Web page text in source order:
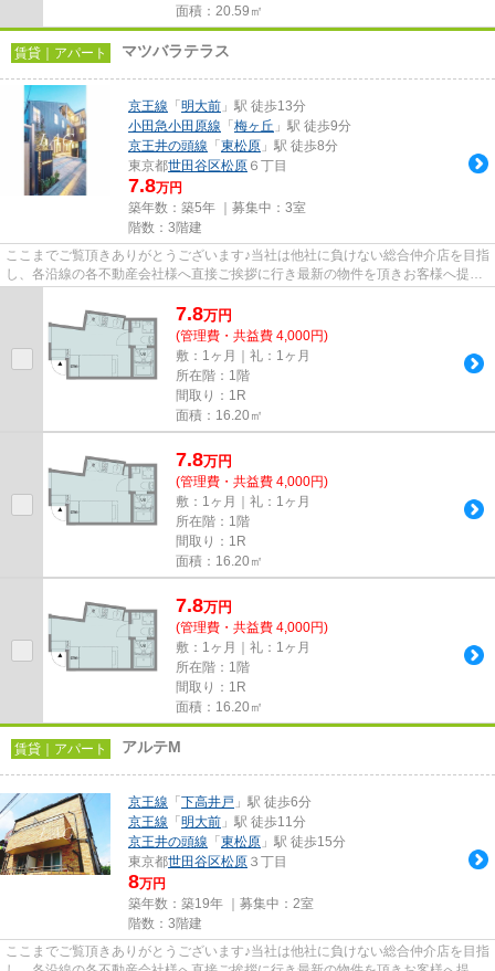
面積：20.59㎡
賃貸｜アパート マツバラテラス
京王線 「 明大前 」駅 徒歩13分
小田急小田原線 「 梅ヶ丘 」駅 徒歩9分
京王井の頭線 「 東松原 」駅 徒歩8分
東京都世田谷区松原 ６丁目
7.8万円
築年数：築5年 ｜募集中： 3室
階数：3階建
ここまでご覧頂きありがとうございます♪当社は他社に負けない総合仲介店を目指
し、各沿線の各不動産会社様へ直接ご挨拶に行き最新の物件を頂きお客様へ提供
7.8万円
(管理費・共益費 4,000円)
敷：1ヶ月｜礼：1ヶ月
所在階：1階
間取り：1R
面積：16.20㎡
7.8万円
(管理費・共益費 4,000円)
敷：1ヶ月｜礼：1ヶ月
所在階：1階
間取り：1R
面積：16.20㎡
7.8万円
(管理費・共益費 4,000円)
敷：1ヶ月｜礼：1ヶ月
所在階：1階
間取り：1R
面積：16.20㎡
賃貸｜アパート アルテM
京王線 「 下高井戸 」駅 徒歩6分
京王線 「 明大前 」駅 徒歩11分
京王井の頭線 「 東松原 」駅 徒歩15分
東京都世田谷区松原 ３丁目
8万円
築年数：築19年 ｜募集中： 2室
階数：3階建
ここまでご覧頂きありがとうございます♪当社は他社に負けない総合仲介店を目指